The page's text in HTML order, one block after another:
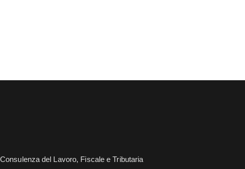
Consulenza del Lavoro, Fiscale e Tributaria